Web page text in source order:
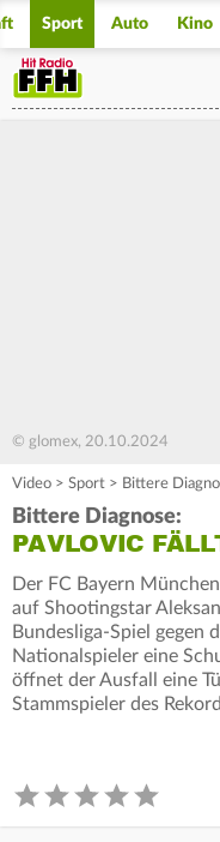
Sport Auto Kino
© glomex, 20.10.2024
Video > Sport > Bittere
Bittere Diagnose:
PAVLOVIC
Der FC Bayern
auf Shootingstar
Bundesliga-Spiel
Nationalspieler eine
öffnet der Ausfall eine
Stammspieler des